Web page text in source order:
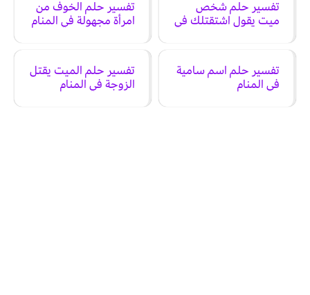
تفسير حلم شخص
ميت يقول اشتقتلك في
تفسير حلم الخوف من
امرأة مجهولة في المنام
تفسير حلم اسم سامية
في المنام
تفسير حلم الميت يقتل
الزوجة في المنام